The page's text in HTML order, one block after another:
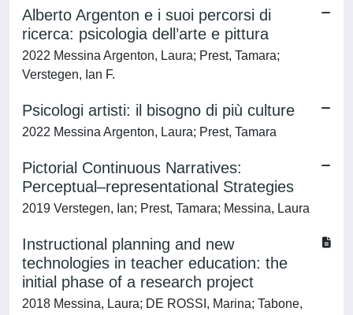
Alberto Argenton e i suoi percorsi di
ricerca: psicologia dell’arte e pittura
2022 Messina Argenton, Laura; Prest, Tamara;
Verstegen, Ian F.
Psicologi artisti: il bisogno di più culture
2022 Messina Argenton, Laura; Prest, Tamara
Pictorial Continuous Narratives:
Perceptual–representational Strategies
2019 Verstegen, Ian; Prest, Tamara; Messina, Laura
Instructional planning and new
technologies in teacher education: the
initial phase of a research project
2018 Messina, Laura; DE ROSSI, Marina; Tabone,